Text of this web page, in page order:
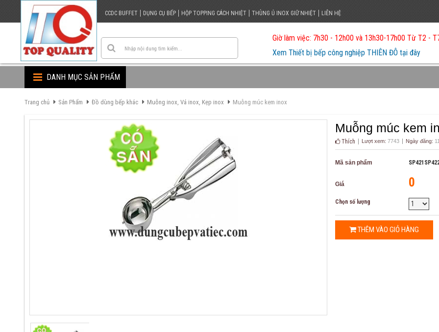
CCDC BUFFET DỤNG CỤ BẾP HỘP TOPPING CÁCH NHIỆT THÙNG Ủ INOX GIỮ NHIỆT LIÊN HỆ
Giờ làm việc: 7h30 - 12h00 và 13h30-17h00 Từ T2 -
Xem Thiết bị bếp công nghiệp THIÊN ĐÔ tại đây
DANH MỤC SẢN PHẨM
Trang chủ Sản Phẩm Đồ dùng bếp khác Muỗng inox, Vá inox, Kẹp inox Muỗng múc kem inox
Muỗng múc kem
Thích Lượt xem: 7743 Ngày đăng:
Mã sản phẩm
Giá 0
Chọn số lượng
THÊM VÀO GIỎ HÀNG